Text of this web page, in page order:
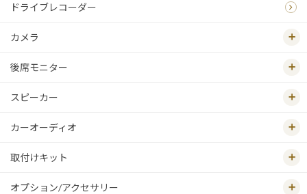
ドライブレコーダー
カメラ
後席モニター
スピーカー
カーオーディオ
取付けキット
オプション/アクセサリー